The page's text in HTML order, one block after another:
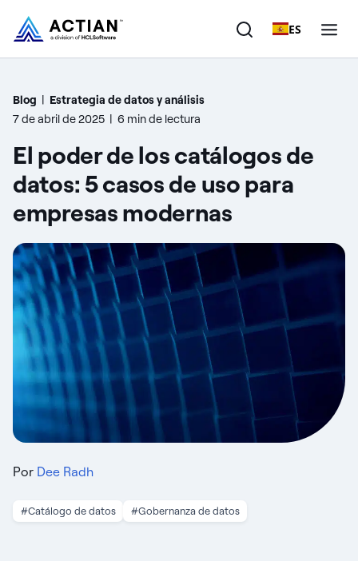
ES
Productos
Clientes
Empresa
Recursos
Blog | Estrategia de datos y análisis
7 de abril de 2025 | 6 min de lectura
El poder de los catálogos de
datos: 5 casos de uso para
empresas modernas
Por Dee Radh
#Catálogo de datos #Gobernanza de datos